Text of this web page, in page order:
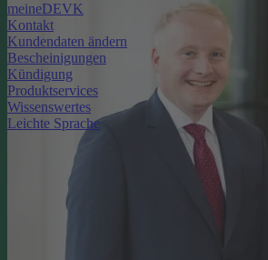
meineDEVK
Kontakt
Kundendaten ändern
Bescheinigungen
Kündigung
Produktservices
Wissenswertes
Leichte Sprache